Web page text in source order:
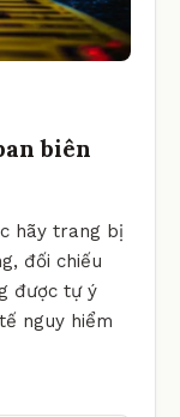
biên
hãy trang bị
đối chiếu
được tự ý
nguy hiểm